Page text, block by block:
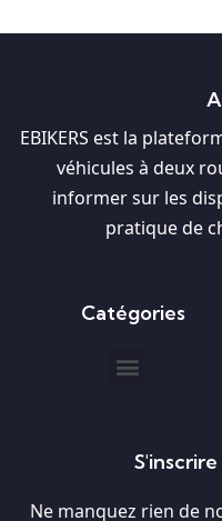
EBIKERS est la
véhicules à deux
informer sur les
pratique de
Catégories
Ne manquez rien de